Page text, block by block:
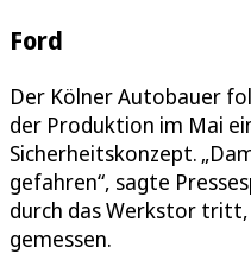
Ford
Der Kölner Autobauer
der Produktion im Mai
Sicherheitskonzept.
gefahren“, sagte
durch das Werkstor
gemessen.